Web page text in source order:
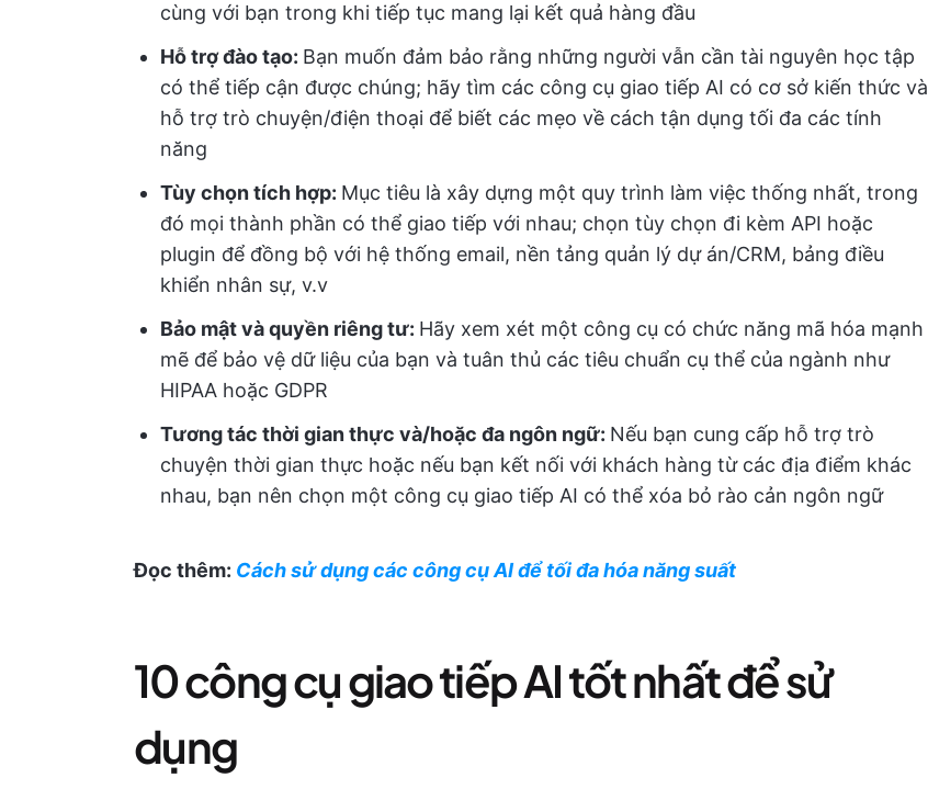
cùng với bạn trong khi tiếp tục mang lại kết quả hàng đầu
Hỗ trợ đào tạo: Bạn muốn đảm bảo rằng những người vẫn cần tài nguyên học tập
có thể tiếp cận được chúng; hãy tìm các công cụ giao tiếp AI có cơ sở kiến thức và
hỗ trợ trò chuyện/điện thoại để biết các mẹo về cách tận dụng tối đa các tính
năng
Tùy chọn tích hợp: Mục tiêu là xây dựng một quy trình làm việc thống nhất, trong
đó mọi thành phần có thể giao tiếp với nhau; chọn tùy chọn đi kèm API hoặc
plugin để đồng bộ với hệ thống email, nền tảng quản lý dự án/CRM, bảng điều
khiển nhân sự, v.v
Bảo mật và quyền riêng tư: Hãy xem xét một công cụ có chức năng mã hóa mạnh
mẽ để bảo vệ dữ liệu của bạn và tuân thủ các tiêu chuẩn cụ thể của ngành như
HIPAA hoặc GDPR
Tương tác thời gian thực và/hoặc đa ngôn ngữ: Nếu bạn cung cấp hỗ trợ trò
chuyện thời gian thực hoặc nếu bạn kết nối với khách hàng từ các địa điểm khác
nhau, bạn nên chọn một công cụ giao tiếp AI có thể xóa bỏ rào cản ngôn ngữ
Đọc thêm: Cách sử dụng các công cụ AI để tối đa hóa năng suất
10 công cụ giao tiếp AI tốt nhất để sử
dụng